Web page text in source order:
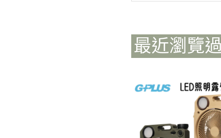
最近瀏覽